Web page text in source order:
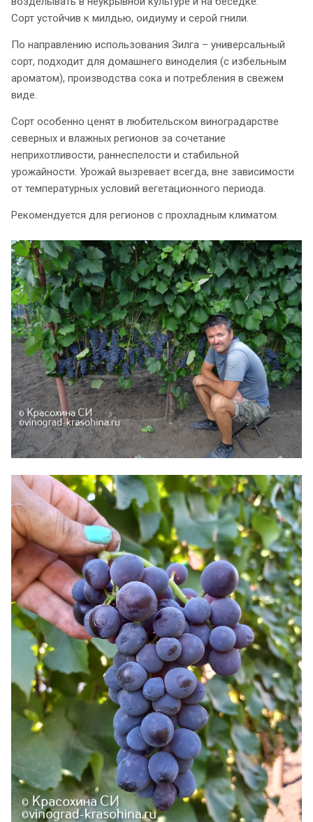
Сорт устойчив к милдью, оидиуму и серой гнили.
По направлению использования Зилга – универсальный
сорт, подходит для домашнего виноделия (с избельным
ароматом), производства сока и потребления в свежем
виде.
Сорт особенно ценят в любительском виноградарстве
северных и влажных регионов за сочетание
неприхотливости, раннеспелости и стабильной
урожайности. Урожай вызревает всегда, вне зависимости
от температурных условий вегетационного периода.
Рекомендуется для регионов с прохладным климатом.